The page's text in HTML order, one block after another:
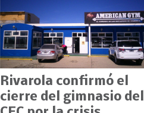
Rivarola confirmó el
cierre del gimnasio del